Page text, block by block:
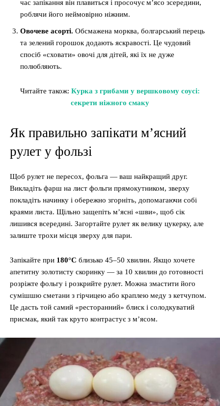
час запікання він плавиться і просочує м’ясо зсередини,
роблячи його неймовірно ніжним.
Овочеве асорті. Обсмажена морква, болгарський перець
та зелений горошок додають яскравості. Це чудовий
спосіб «сховати» овочі для дітей, які їх не дуже
полюбляють.
Читайте також: Курка з грибами у вершковому соусі:
секрети ніжного смаку
Як правильно запікати м’ясний
рулет у фользі
Щоб рулет не пересох, фольга — ваш найкращий друг.
Викладіть фарш на лист фольги прямокутником, зверху
покладіть начинку і обережно згорніть, допомагаючи собі
краями листа. Щільно защепіть м’ясні «шви», щоб сік
лишився всередині. Загортайте рулет як велику цукерку, але
залиште трохи місця зверху для пари.
Запікайте при 180°C близько 45–50 хвилин. Якщо хочете
апетитну золотисту скоринку — за 10 хвилин до готовності
розріжте фольгу і розкрийте рулет. Можна змастити його
сумішшю сметани з гірчицею або краплею меду з кетчупом.
Це дасть той самий «ресторанний» блиск і солодкуватий
присмак, який так круто контрастує з м’ясом.